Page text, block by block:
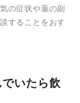
の症状や薬の副
することをおす
いたら飲